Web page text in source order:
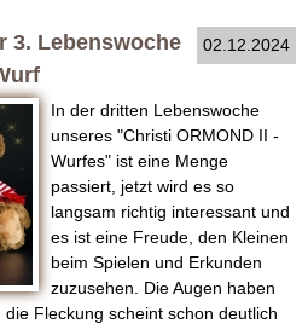
02.12.2024
3. Lebenswoche
In der dritten Lebenswoche
unseres "Christi ORMOND II -
Wurfes" ist eine Menge
passiert, jetzt wird es so
langsam richtig interessant und
es ist eine Freude, den Kleinen
beim Spielen und Erkunden
zuzusehen. Die Augen haben
Fleckung scheint schon deutlich